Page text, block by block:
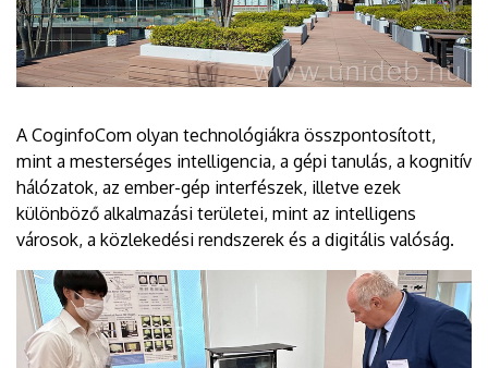
A CoginfoCom olyan technológiákra összpontosított,
mint a mesterséges intelligencia, a gépi tanulás, a kognitív
hálózatok, az ember-gép interfészek, illetve ezek
különböző alkalmazási területei, mint az intelligens
városok, a közlekedési rendszerek és a digitális valóság.